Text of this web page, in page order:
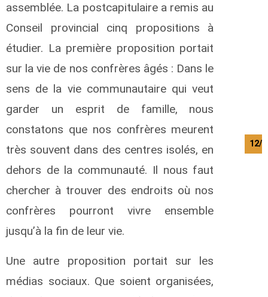
assemblée. La postcapitulaire a remis au
Conseil provincial cinq propositions à
étudier. La première proposition portait
sur la vie de nos confrères âgés : Dans le
sens de la vie communautaire qui veut
garder un esprit de famille, nous
constatons que nos confrères meurent
très souvent dans des centres isolés, en
dehors de la communauté. Il nous faut
chercher à trouver des endroits où nos
confrères pourront vivre ensemble
jusqu’à la fin de leur vie.
Une autre proposition portait sur les
médias sociaux. Que soient organisées,
12/